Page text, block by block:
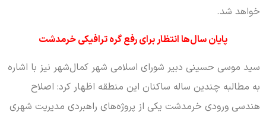
خواهد شد.
پایان سال‌ها انتظار برای رفع گره ترافیکی خرمدشت
سید موسی حسینی دبیر شورای اسلامی شهر کمال‌شهر نیز با اشاره
به مطالبه چندین ساله ساکنان این منطقه اظهار کرد: اصلاح
هندسی ورودی خرمدشت یکی از پروژه‌های راهبردی مدیریت شهری